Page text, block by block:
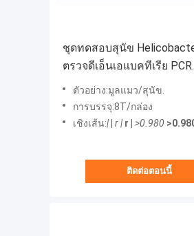
ชุดทดสอบสุนัข
ตรวจดีเอ็นเอแบคทีเรีย PCR
Fluorescent Probe
ตัวอย่าง:มูลแมว/สุนัข.
การบรรจุ:8T/กล่อง
เชิงเส้น:| r | r | >0.980
ติดต่อตอนนี้